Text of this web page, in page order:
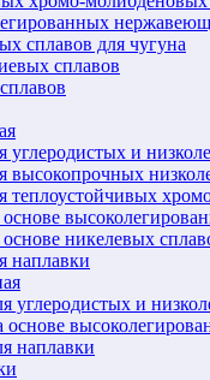
сплавов для чугуна
сплавов
и
высокопрочных
теплоустойчивых
никелевых
наплавки
углеродистых и
наплавки